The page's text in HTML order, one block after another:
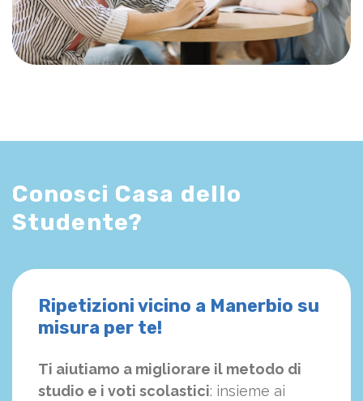
Conosci Casa dello
Studente?
Ripetizioni vicino a Manerbio su
misura per te!
Ti aiutiamo a migliorare il metodo di
studio e i voti scolastici: insieme ai